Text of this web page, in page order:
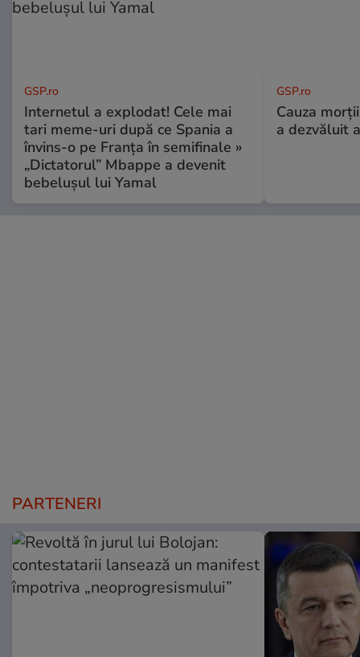
GSP.ro
Internetul a explodat! Cele mai
tari meme-uri după ce Spania a
învins-o pe Franța în semifinale »
„Dictatorul” Mbappe a devenit
bebelușul lui Yamal
GSP.ro
Cauza
a dezvăluit
PARTENERI